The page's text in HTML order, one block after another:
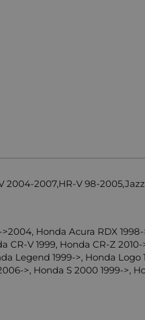
2004-2007,HR-V 98-2005,Jazz
Honda Acura RDX
CR-V 1999, Honda CR-Z
Legend 1999->, Honda Logo
>, Honda S 2000 1999->,